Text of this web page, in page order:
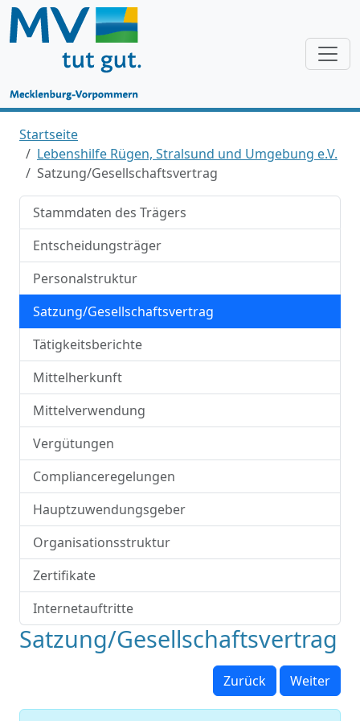
Startseite
Lebenshilfe Rügen, Stralsund und Umgebung e.V.
Satzung/Gesellschaftsvertrag
Stammdaten des Trägers
Entscheidungsträger
Personalstruktur
Satzung/Gesellschaftsvertrag
Tätigkeitsberichte
Mittelherkunft
Mittelverwendung
Vergütungen
Complianceregelungen
Hauptzuwendungsgeber
Organisationsstruktur
Zertifikate
Internetauftritte
Satzung/Gesellschaftsvertrag
Zurück Weiter